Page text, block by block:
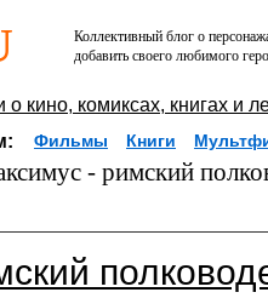
Коллективный блог о
добавить своего любимого
о кино, комиксах, книгах и
Фильмы Книги
- римский